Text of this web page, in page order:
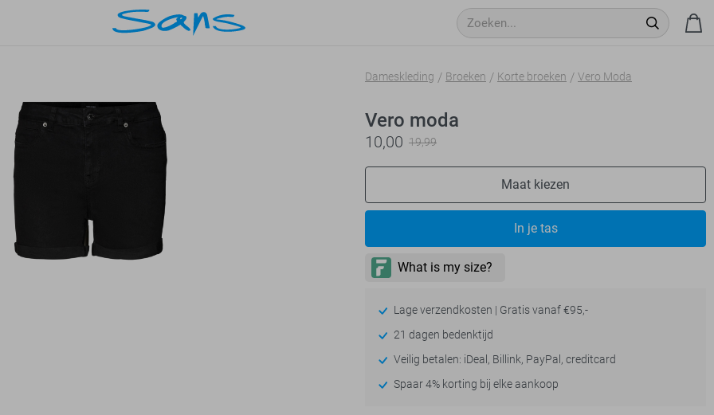
Dameskleding Broeken Korte broeken Vero Moda
Vero moda
10,00 19,99
Maat kiezen
In je tas
Lage verzendkosten | Gratis vanaf €95,-
21 dagen bedenktijd
Veilig betalen: iDeal, Billink, PayPal, creditcard
Spaar 4% korting bij elke aankoop